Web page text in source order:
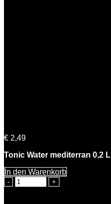
€ 2,49
Tonic Water mediterran 0,2 L
In den Warenkorb
Rosemarie
Tonic